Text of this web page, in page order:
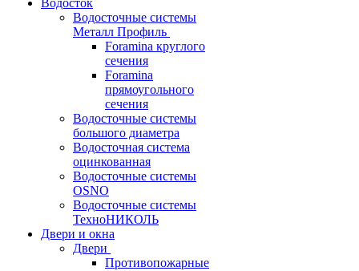
Водосток
Водосточные системы
Металл Профиль
Foramina круглого
сечения
Foramina
прямоугольного
сечения
Водосточные системы
большого диаметра
Водосточная система
оцинкованная
Водосточные системы
OSNO
Водосточные системы
ТехноНИКОЛЬ
Двери и окна
Двери
Противопожарные